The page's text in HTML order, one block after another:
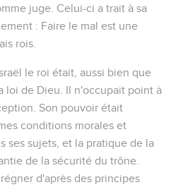
juge. Celui-ci a trait à sa
: Faire le mal est une
rois.
le roi était, aussi bien que
loi de Dieu. Il n'occupait point à
Son pouvoir était
conditions morales et
ses sujets, et la pratique de la
de la sécurité du trône.
d'après des principes